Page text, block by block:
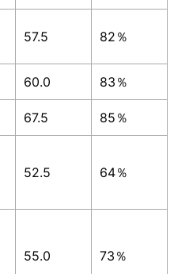
57.5 82％
60.0 83％
67.5 85％
52.5 64％
55.0 73％